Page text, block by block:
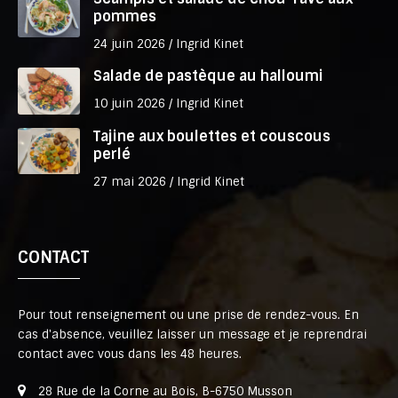
pommes
24 juin 2026 / Ingrid Kinet
Salade de pastèque au halloumi
10 juin 2026 / Ingrid Kinet
Tajine aux boulettes et couscous
perlé
27 mai 2026 / Ingrid Kinet
CONTACT
Pour tout renseignement ou une prise de rendez-vous. En
cas d'absence, veuillez laisser un message et je reprendrai
contact avec vous dans les 48 heures.
28 Rue de la Corne au Bois, B-6750 Musson